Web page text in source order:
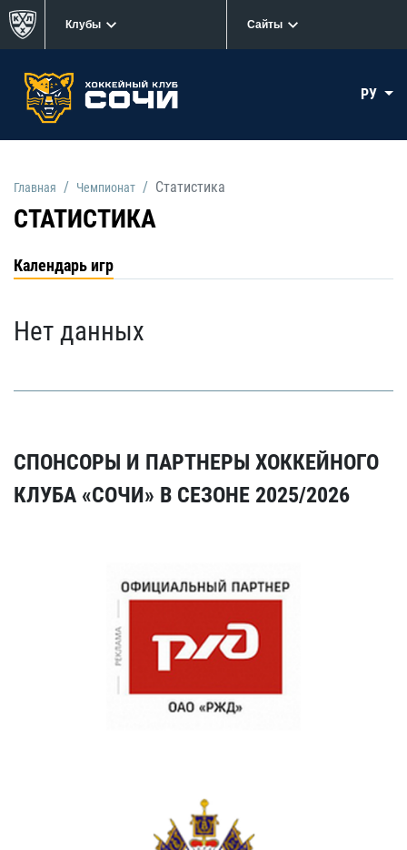
Клубы Сайты
РУ
Главная Чемпионат Статистика
СТАТИСТИКА
Календарь игр
Нет данных
СПОНСОРЫ И ПАРТНЕРЫ ХОККЕЙНОГО
КЛУБА «СОЧИ» В СЕЗОНЕ 2025/2026